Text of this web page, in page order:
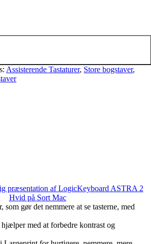
Assisterende Tastaturer, Store bogstaver,
præsentation af LogicKeyboard ASTRA 2
Hvid på Sort Mac
som gør det nemmere at se tasterne, med
med at forbedre kontrast og